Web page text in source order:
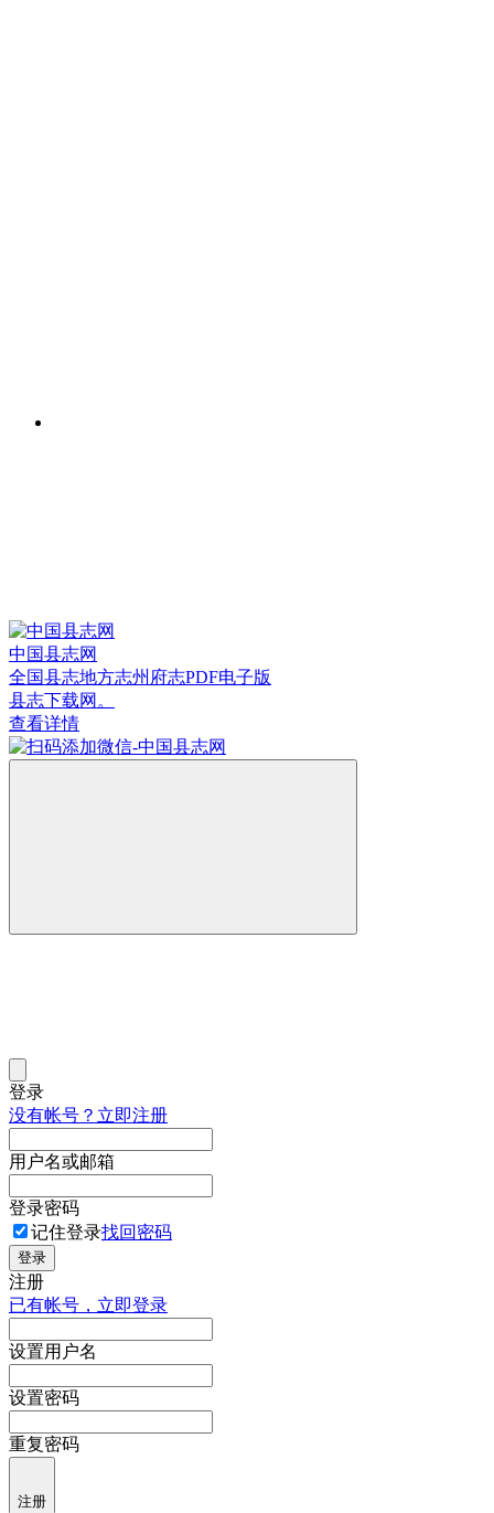
中国县志网
全国县志地方志州府志PDF电子版
县志下载网。
查看详情
登录
没有帐号？立即注册
用户名或邮箱
登录密码
记住登录找回密码
登录
注册
已有帐号，立即登录
设置用户名
设置密码
重复密码
注册